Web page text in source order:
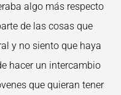
algo más respecto
de las cosas que
y no siento que haya
hacer un intercambio
que quieran tener